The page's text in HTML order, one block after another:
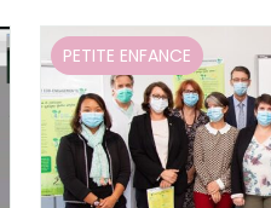
PETITE ENFANCE